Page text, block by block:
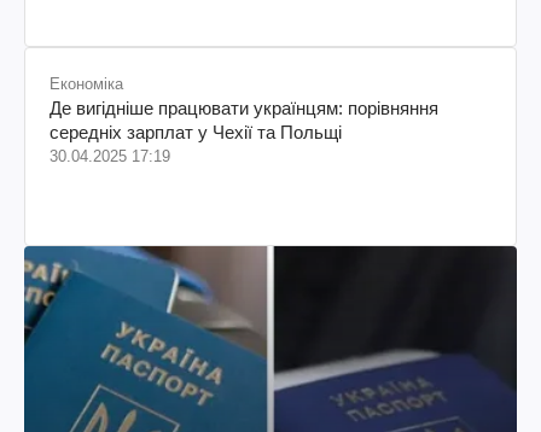
Економіка
Де вигідніше працювати українцям: порівняння
середніх зарплат у Чехії та Польщі
30.04.2025 17:19